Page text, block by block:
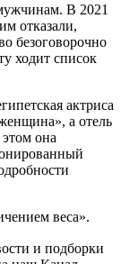
В 2021
отказали,
безоговорочно
ходит список
актриса
а отель
она
веса».
и подборки